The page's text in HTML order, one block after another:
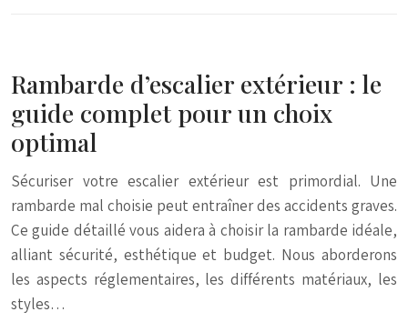
Rambarde d’escalier extérieur : le
guide complet pour un choix
optimal
Sécuriser votre escalier extérieur est primordial. Une
rambarde mal choisie peut entraîner des accidents graves.
Ce guide détaillé vous aidera à choisir la rambarde idéale,
alliant sécurité, esthétique et budget. Nous aborderons
les aspects réglementaires, les différents matériaux, les
styles…